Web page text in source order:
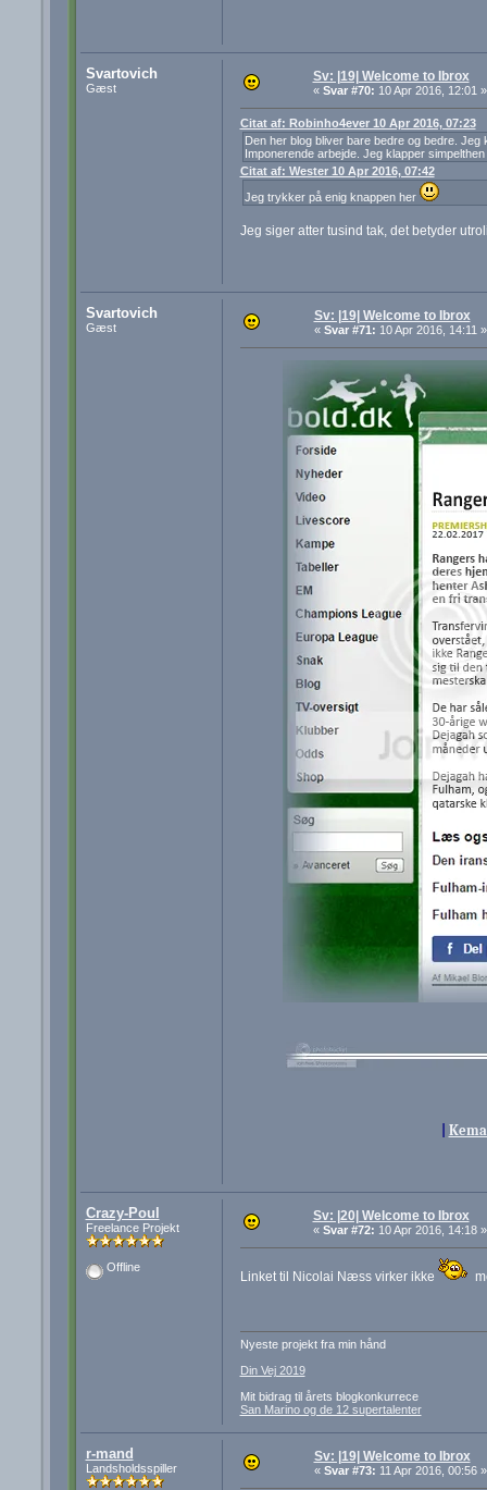
Svartovich
Gæst
Sv: |19| Welcome to Ibrox
« Svar #70: 10 Apr 2016, 12:01 »
Citat af: Robinho4ever 10 Apr 2016, 07:23
Den her blog bliver bare bedre og bedre.
Imponerende arbejde. Jeg klapper
Citat af: Wester 10 Apr 2016, 07:42
Jeg trykker på enig knappen her
Jeg siger atter tusind tak, det betyder
Svartovich
Gæst
Sv: |19| Welcome to Ibrox
« Svar #71: 10 Apr 2016, 14:11 »
Crazy-Poul
Freelance Projekt
Offline
Sv: |20| Welcome to Ibrox
« Svar #72: 10 Apr 2016, 14:18 »
Linket til Nicolai Næss virker ikke
Nyeste projekt fra min hånd
Din Vej 2019
Mit bidrag til årets blogkonkurrece
San Marino og de 12 supertalenter
r-mand
Landsholdsspiller
Sv: |19| Welcome to Ibrox
« Svar #73: 11 Apr 2016, 00:56 »